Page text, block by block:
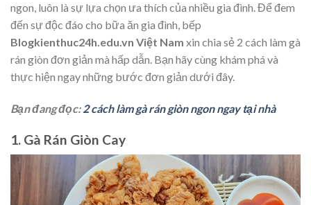
ngon, luôn là sự lựa chọn ưa thích của nhiều gia đình. Để đem
đến sự độc đáo cho bữa ăn gia đình, bếp
Blogkienthuc24h.edu.vn Việt Nam xin chia sẻ 2 cách làm gà
rán giòn đơn giản mà hấp dẫn. Bạn hãy cùng khám phá và
thực hiện ngay những bước đơn giản dưới đây.
Bạn đang đọc:2 cách làm gà rán giòn ngon ngay tại nhà
1. Gà Rán Giòn Cay